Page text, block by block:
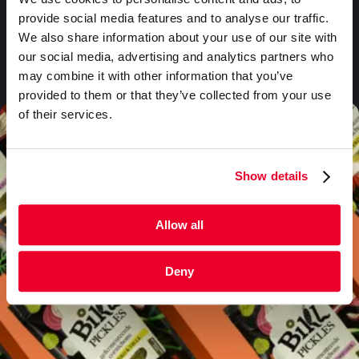
provide social media features and to analyse our traffic.
We also share information about your use of our site with
our social media, advertising and analytics partners who
may combine it with other information that you’ve
provided to them or that they’ve collected from your use
of their services.
Show details
Allow all
Deny
Foire aux questions
(FAQ)